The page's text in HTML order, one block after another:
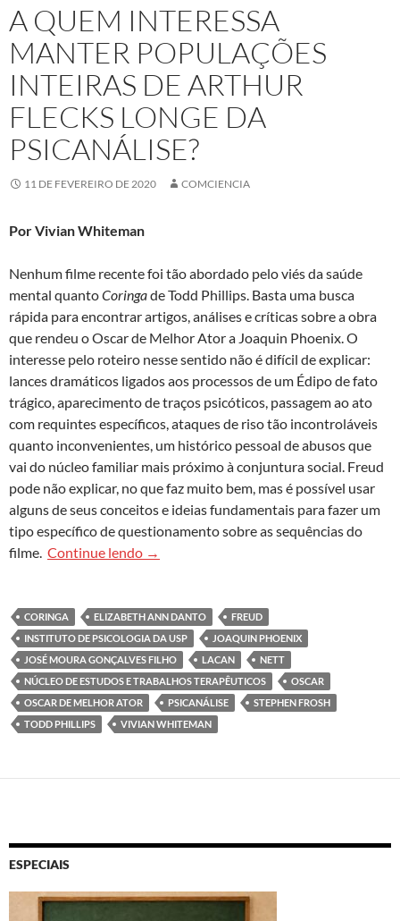
A QUEM INTERESSA
MANTER POPULAÇÕES
INTEIRAS DE ARTHUR
FLECKS LONGE DA
PSICANÁLISE?
11 DE FEVEREIRO DE 2020 COMCIENCIA
Por Vivian Whiteman
Nenhum filme recente foi tão abordado pelo viés da saúde
mental quantoCoringade Todd Phillips. Basta uma busca
rápida para encontrar artigos, análises e críticas sobre a obra
que rendeu o Oscar de Melhor Ator a Joaquin Phoenix. O
interesse pelo roteiro nesse sentido não é difícil de explicar:
lances dramáticos ligados aos processos de um Édipo de fato
trágico, aparecimento de traços psicóticos, passagem ao ato
com requintes específicos, ataques de riso tão incontroláveis
quanto inconvenientes, um histórico pessoal de abusos que
vai do núcleo familiar mais próximo à conjuntura social. Freud
pode não explicar, no que faz muito bem, mas é possível usar
alguns de seus conceitos e ideias fundamentais para fazer um
tipo específico de questionamento sobre as sequências do
filme. Continue lendo A quem interessa manter populações
→
CORINGA ELIZABETH ANN DANTO
FREUD
INSTITUTO DE PSICOLOGIA DA USP
JOAQUIN PHOENIX
JOSÉ MOURA GONÇALVES FILHO
LACAN
NETT
NÚCLEO DE ESTUDOS E TRABALHOS TERAPÊUTICOS
OSCAR
OSCAR DE MELHOR ATOR
PSICANÁLISE
STEPHEN FROSH
TODD PHILLIPS
VIVIAN WHITEMAN
ESPECIAIS